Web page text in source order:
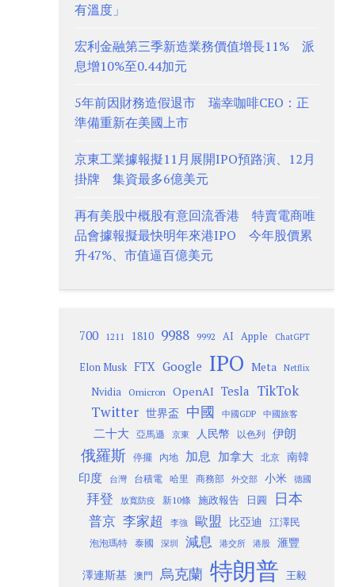
有溫度」
宏利金融第三季新造業務價值增長11% 派
息增10%至0.44加元
5年前因財務造假退市 瑞幸咖啡CEO：正
準備重新在美國上市
京東工業據報擬11月展開IPO預路演、12月
掛牌 集資最多6億美元
再有美股中概股有意回流香港 特賣電商唯
品會據報擬最快明年來港IPO 今年股價累
升47%、市值逼百億美元
700 1211 1810 9988 9992 AI Apple ChatGPT
Elon Musk FTX Google IPO Meta Netflix
Nvidia Omicron OpenAI Tesla TikTok
Twitter 世界盃 中國 中國GDP 中國旅客
二十大 亞馬遜 京東 人民幣 以色列 伊朗
俄羅斯 停擺 內地 加息 加拿大 北京
南韓
印度
台灣 台積電 哈里 商務部 外交部 小米 德國
拜登 放寬防疫 新10條 施政報告 日圓 日本
普京 李家超 李強 歐盟 比亞迪 江澤民
泡泡瑪特 泰國 深圳 減息 港交所 港股 滙豐
澤連斯基 澳門 烏克蘭 特朗普 王毅